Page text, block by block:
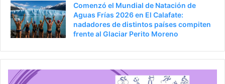
Comenzó el Mundial de Natación de
Aguas Frías 2026 en El Calafate:
nadadores de distintos países compiten
frente al Glaciar Perito Moreno